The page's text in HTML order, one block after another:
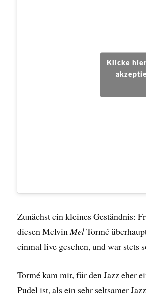
Klicke
Zunächst ein kleines Geständnis:
diesen Melvin MelTormé
einmal live gesehen, und war stets
Tormé kam mir, für den Jazz eher
Pudel ist, als ein sehr seltsamer